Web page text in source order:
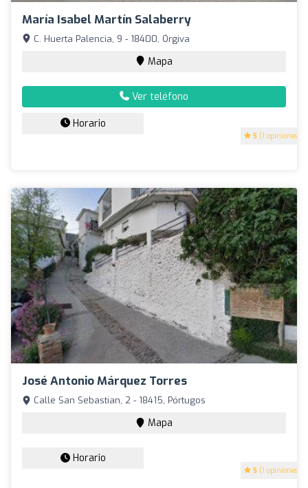
María Isabel Martín Salaberry
5 (1 opiniones)
C. Huerta Palencia, 9 - 18400, Órgiva
Mapa
Ver teléfono
Horario
José Antonio Márquez Torres
5 (1 opiniones)
Calle San Sebastian, 2 - 18415, Pórtugos
Mapa
Horario